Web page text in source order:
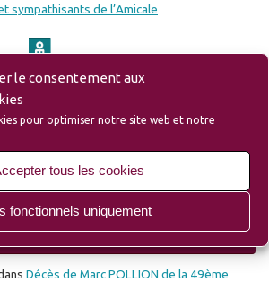
le consentement aux
pour optimiser notre site web et notre
tous les cookies
fonctionnels uniquement
sympathisants de l’Amicale
EPIL-Campus
des Mécaniciens avant l’EPIL)
commentaires déposés
Décès de Marc POLLION de la 49ème